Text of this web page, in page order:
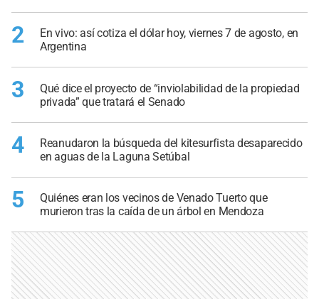
2
En vivo: así cotiza el dólar hoy, viernes 7 de agosto, en
Argentina
3
Qué dice el proyecto de “inviolabilidad de la propiedad
privada” que tratará el Senado
4
Reanudaron la búsqueda del kitesurfista desaparecido
en aguas de la Laguna Setúbal
5
Quiénes eran los vecinos de Venado Tuerto que
murieron tras la caída de un árbol en Mendoza